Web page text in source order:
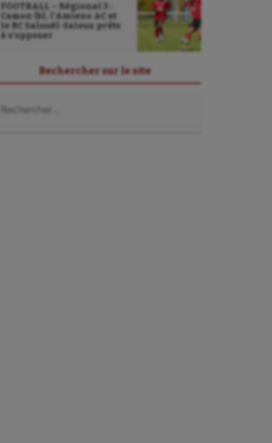
FOOTBALL – Régional 3 :
Camon (b), l’Amiens AC et
le RC Salouël-Saleux prêts
à s’opposer
Rechercher sur le site